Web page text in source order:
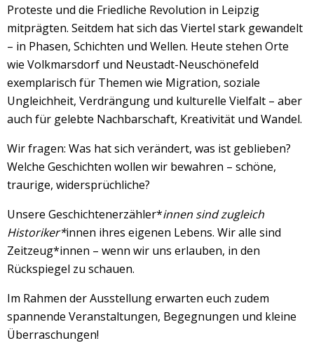
Proteste und die Friedliche Revolution in Leipzig
mitprägten. Seitdem hat sich das Viertel stark gewandelt
– in Phasen, Schichten und Wellen. Heute stehen Orte
wie Volkmarsdorf und Neustadt-Neuschönefeld
exemplarisch für Themen wie Migration, soziale
Ungleichheit, Verdrängung und kulturelle Vielfalt – aber
auch für gelebte Nachbarschaft, Kreativität und Wandel.
Wir fragen: Was hat sich verändert, was ist geblieben?
Welche Geschichten wollen wir bewahren – schöne,
traurige, widersprüchliche?
Unsere Geschichtenerzähler*innen sind zugleich
Historiker*innen ihres eigenen Lebens. Wir alle sind
Zeitzeug*innen – wenn wir uns erlauben, in den
Rückspiegel zu schauen.
Im Rahmen der Ausstellung erwarten euch zudem
spannende Veranstaltungen, Begegnungen und kleine
Überraschungen!